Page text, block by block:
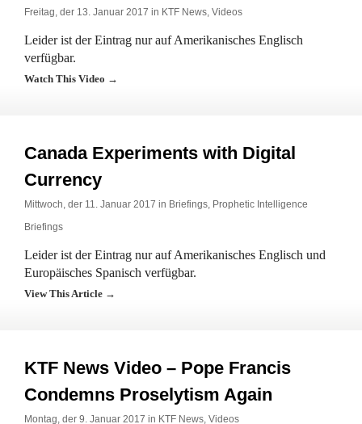
Freitag, der 13. Januar 2017 in KTF News, Videos
Leider ist der Eintrag nur auf Amerikanisches Englisch
verfügbar.
Watch This Video →
Canada Experiments with Digital
Currency
Mittwoch, der 11. Januar 2017 in Briefings, Prophetic Intelligence
Briefings
Leider ist der Eintrag nur auf Amerikanisches Englisch und
Europäisches Spanisch verfügbar.
View This Article →
KTF News Video – Pope Francis
Condemns Proselytism Again
Montag, der 9. Januar 2017 in KTF News, Videos